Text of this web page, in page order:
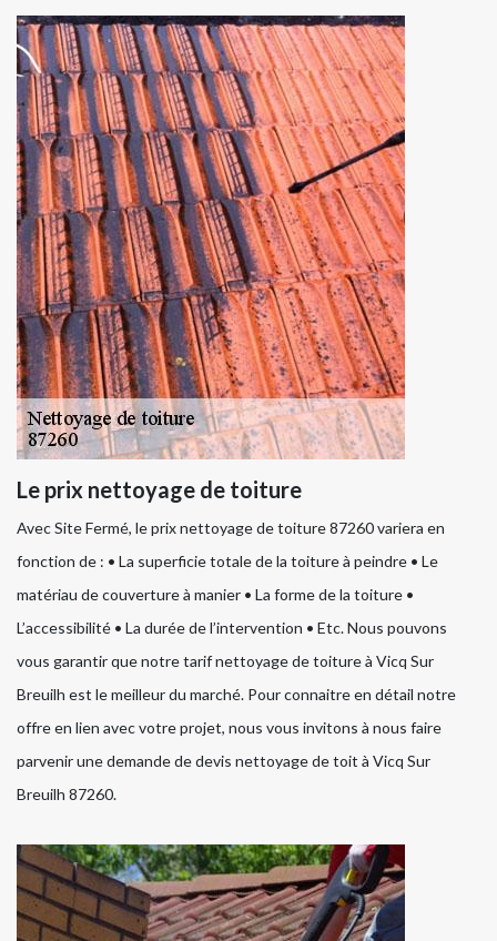
Le prix nettoyage de toiture
Avec Site Fermé, le prix nettoyage de toiture 87260 variera en
fonction de : • La superficie totale de la toiture à peindre • Le
matériau de couverture à manier • La forme de la toiture •
L’accessibilité • La durée de l’intervention • Etc. Nous pouvons
vous garantir que notre tarif nettoyage de toiture à Vicq Sur
Breuilh est le meilleur du marché. Pour connaitre en détail notre
offre en lien avec votre projet, nous vous invitons à nous faire
parvenir une demande de devis nettoyage de toit à Vicq Sur
Breuilh 87260.